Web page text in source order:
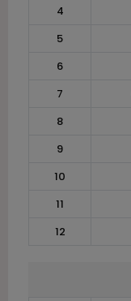
4
5
6
7
8
9
10
11
12